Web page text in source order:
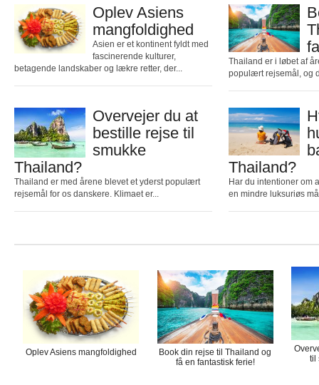
Oplev Asiens
mangfoldighed
Asien er et kontinent fyldt med
fascinerende kulturer,
betagende landskaber og lækre retter, der...
Thailand er i løbet af
populært rejsemål, og
Overvejer du at
bestille rejse til
smukke
Thailand?
Thailand er med årene blevet et yderst populært
rejsemål for os danskere. Klimaet er...
Thailand?
Har du intentioner om
en mindre luksuriøs
Oplev Asiens mangfoldighed
Book din rejse til Thailand og
få en fantastisk ferie!
til